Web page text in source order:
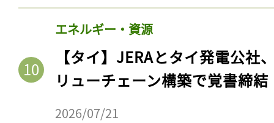
エネルギー・資源
【タイ】JERAとタイ発電公社
リューチェーン構築で覚書締結
2026/07/21
記事をお気に入りに
ログインが必